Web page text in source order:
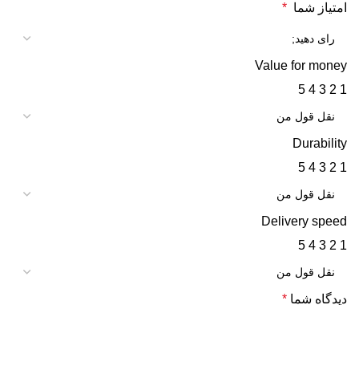
امتیاز شما *
Value for money
1
2
3
4
5
Durability
1
2
3
4
5
Delivery speed
1
2
3
4
5
دیدگاه شما *